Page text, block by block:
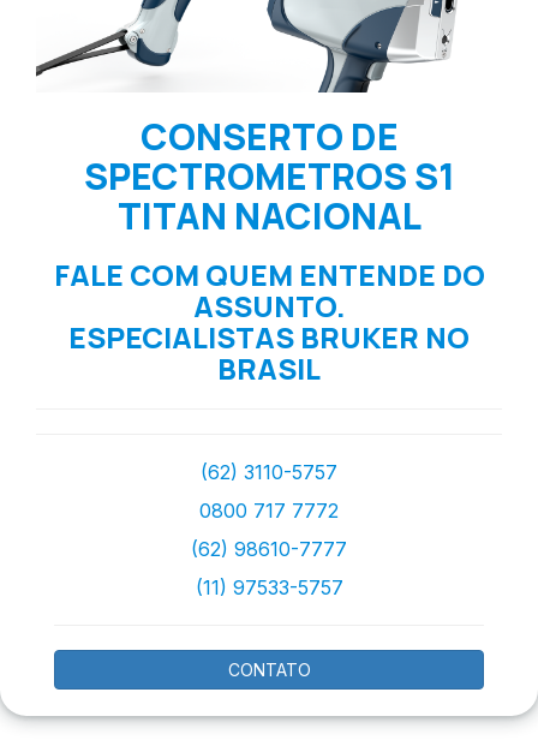
CONSERTO DE
SPECTROMETROS S1
TITAN NACIONAL
FALE COM QUEM ENTENDE DO
ASSUNTO.
ESPECIALISTAS BRUKER NO
BRASIL
(62) 3110-5757
0800 717 7772
(62) 98610-7777
(11) 97533-5757
CONTATO